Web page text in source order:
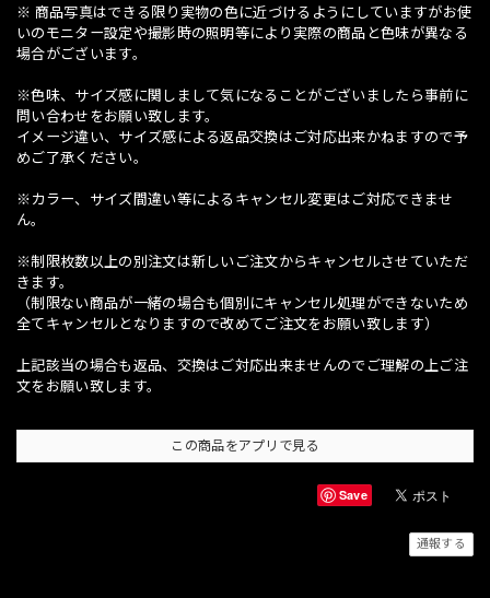
※ 商品写真はできる限り実物の色に近づけるようにしていますがお使
いのモニター設定や撮影時の照明等により実際の商品と色味が異なる
場合がございます。
※色味、サイズ感に関しまして気になることがございましたら事前に
問い合わせをお願い致します。
イメージ違い、サイズ感による返品交換はご対応出来かねますので予
めご了承ください。
※カラー、サイズ間違い等によるキャンセル変更はご対応できませ
ん。
※制限枚数以上の別注文は新しいご注文からキャンセルさせていただ
きます。
（制限ない商品が一緒の場合も個別にキャンセル処理ができないため
全てキャンセルとなりますので改めてご注文をお願い致します）
上記該当の場合も返品、交換はご対応出来ませんのでご理解の上ご注
文をお願い致します。
この商品をアプリで見る
Save
通報する